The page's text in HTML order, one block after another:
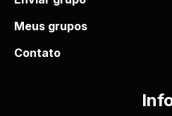
Meus grupos
Contato